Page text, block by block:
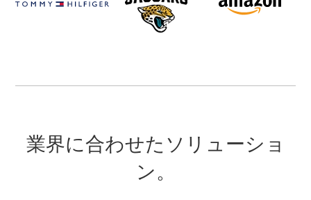
業界に合わせたソリューショ
ン。